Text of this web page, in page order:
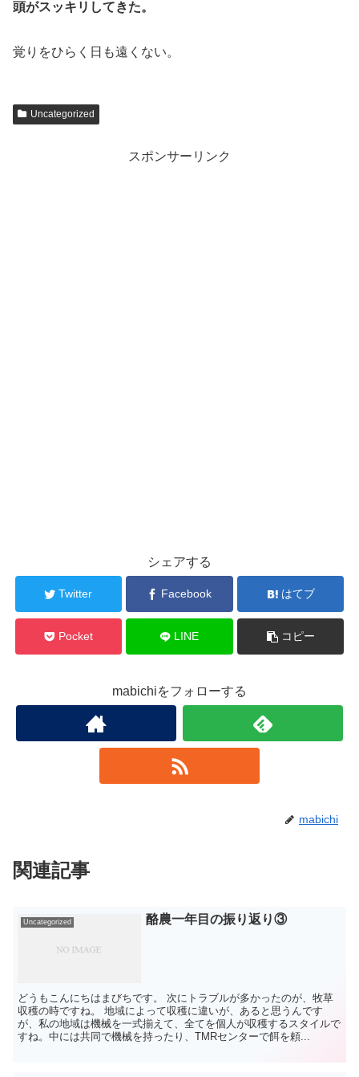
頭がスッキリしてきた。
覚りをひらく日も遠くない。
Uncategorized
スポンサーリンク
シェアする
Twitter Facebook はてブ
Pocket LINE コピー
mabichiをフォローする
mabichi
関連記事
Uncategorized 酪農一年目の振り返り③
どうもこんにちはまびちです。 次にトラブルが多かったのが、牧草
収穫の時ですね。 地域によって収穫に違いが、あると思うんです
が、私の地域は機械を一式揃えて、全てを個人が収穫するスタイルで
すね。中には共同で機械を持ったり、TMRセンターで餌を頼...